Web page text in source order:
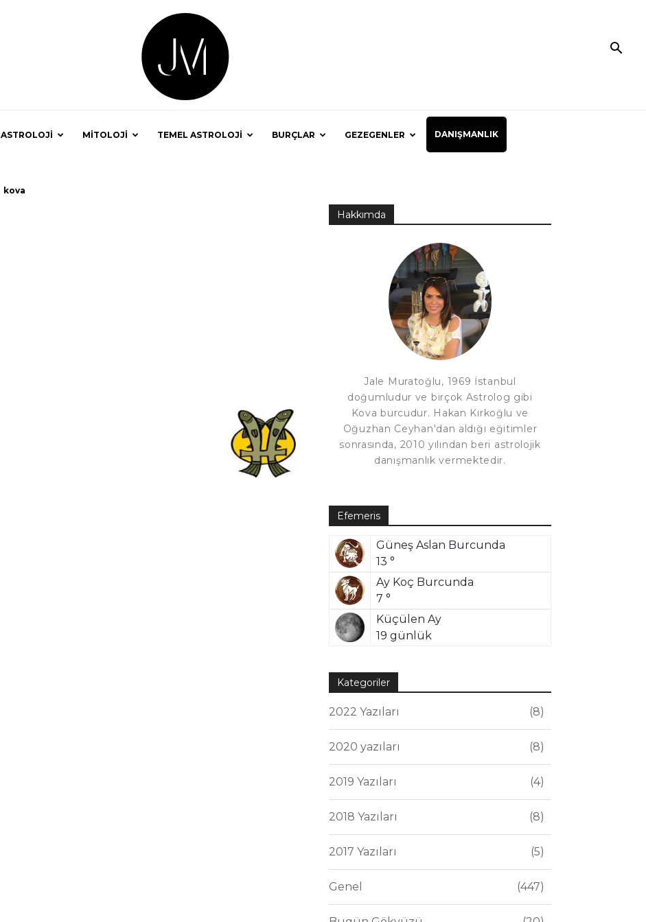
ASTROLOJİ MİTOLOJİ TEMEL ASTROLOJİ BURÇLAR GEZEGENLER DANIŞMANLIK
kova
Hakkımda
Jale Muratoğlu, 1969 İstanbul
doğumludur ve birçok Astrolog gibi
Kova burcudur. Hakan Kırkoğlu ve
Oğuzhan Ceyhan'dan aldığı eğitimler
sonrasında, 2010 yılından beri astrolojik
danışmanlık vermektedir.
Efemeris
Güneş Aslan Burcunda
13 °
Ay Koç Burcunda
7 °
Küçülen Ay
19 günlük
Kategoriler
2022 Yazıları 8
2020 yazıları 8
2019 Yazıları 4
2018 Yazıları 8
2017 Yazıları 5
Genel 447